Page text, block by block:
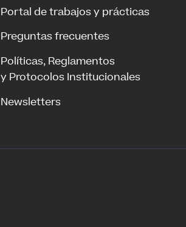
Portal de trabajos y prácticas
Preguntas frecuentes
Políticas, Reglamentos
y Protocolos Institucionales
Newsletters